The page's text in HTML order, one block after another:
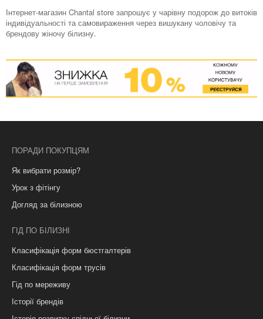
Інтернет-магазин Chantal store запрошує у чарівну подорож до витоків
індивідуальності та самовираження через вишукану чоловічу та
брендову жіночу білизну.
ПОРАДИ ПОКУПЦЯМ
Як вибрати розмір?
Урок з фітінгу
Догляд за білизною
ГІД ПО БІЛИЗНІ
Класифікація форм бюстгалтерів
Класифікація форм трусів
Гід по мереживу
Історії брендів